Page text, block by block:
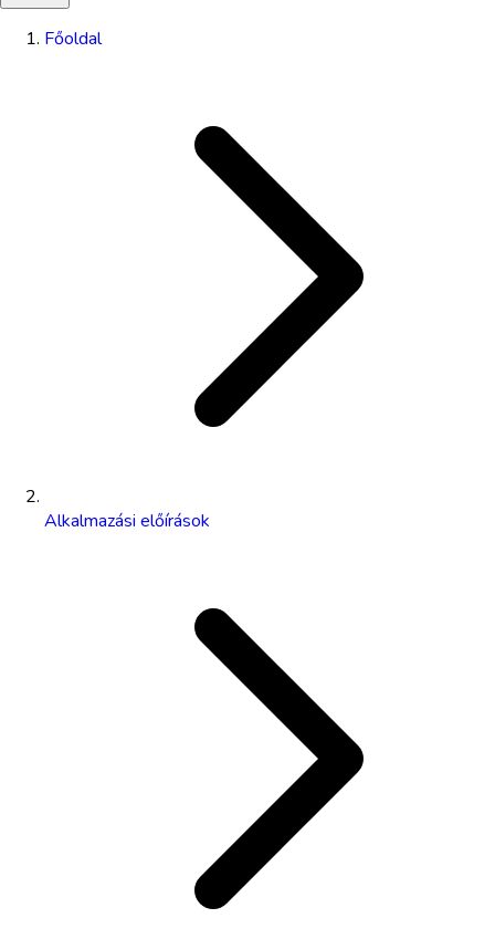
Főoldal
Alkalmazási előírások